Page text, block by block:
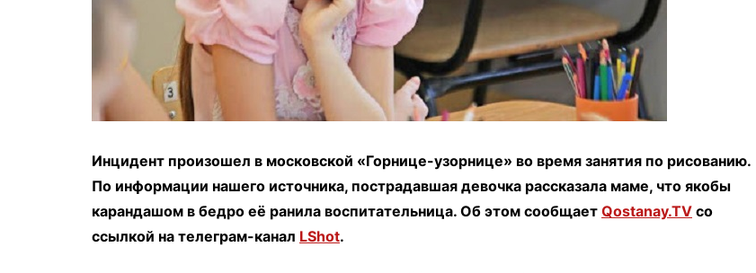
Инцидент произошел в московской «Горнице-узорнице» во время занятия по рисованию.
По информации нашего источника, пострадавшая девочка рассказала маме, что якобы
карандашом в бедро её ранила воспитательница. Об этом сообщает Qostanay.TV со
ссылкой на телеграм-канал LShot.